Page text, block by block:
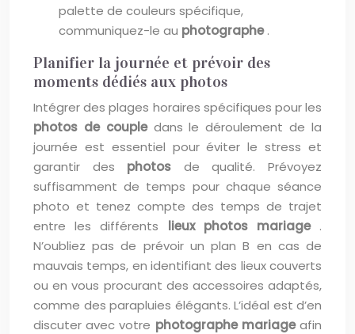
palette de couleurs spécifique,
communiquez-le au photographe.
Planifier la journée et prévoir des
moments dédiés aux photos
Intégrer des plages horaires spécifiques pour les
photos de couple dans le déroulement de la
journée est essentiel pour éviter le stress et
garantir des photos de qualité. Prévoyez
suffisamment de temps pour chaque séance
photo et tenez compte des temps de trajet
entre les différents lieux photos mariage .
N’oubliez pas de prévoir un plan B en cas de
mauvais temps, en identifiant des lieux couverts
ou en vous procurant des accessoires adaptés,
comme des parapluies élégants. L’idéal est d’en
discuter avec votre photographe mariageafin